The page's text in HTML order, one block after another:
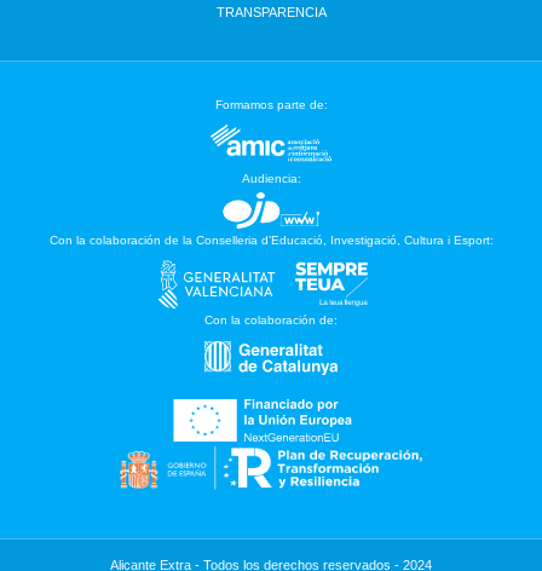
TRANSPARENCIA
Formamos parte de:
Audiencia:
Con la colaboración de la Conselleria d’Educació, Investigació, Cultura i Esport:
Con la colaboración de:
Alicante Extra - Todos los derechos reservados - 2024